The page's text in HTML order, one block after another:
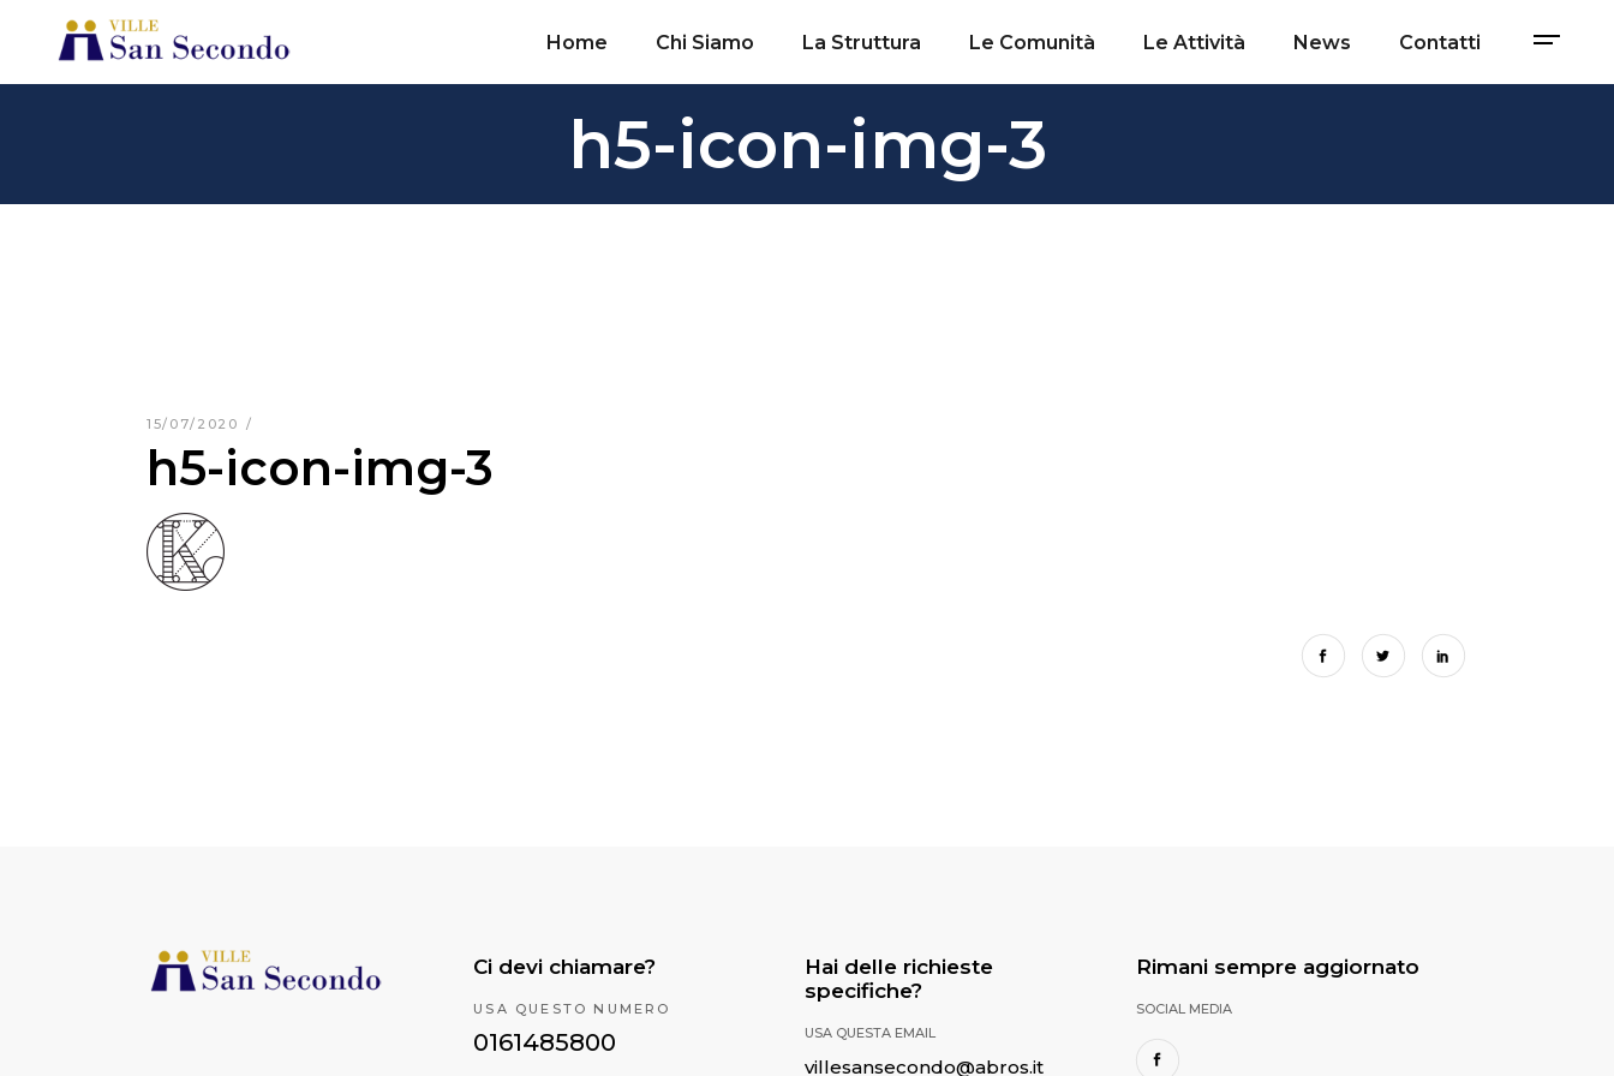
Home Chi Siamo La Struttura Le Comunità Le Attività News Contatti
h5-icon-img-3
15/07/2020
h5-icon-img-3
Ci devi chiamare?
USA QUESTO NUMERO
0161485800
Hai delle richieste
specifiche?
USA QUESTA EMAIL
villesansecondo@abros.it
Rimani sempre aggiornato
SOCIAL MEDIA